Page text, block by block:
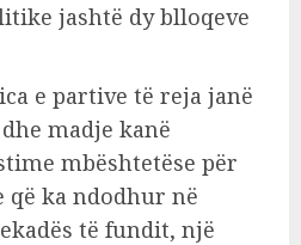
jashtë dy blloqeve
e partive të reja janë
madje kanë
mbështetëse për
që ka ndodhur në
të fundit, një